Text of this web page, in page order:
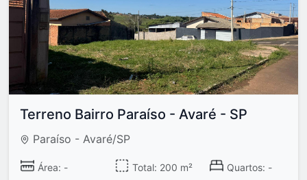
Terreno Bairro Paraíso - Avaré - SP
Paraíso - Avaré/SP
Área: - Total: 200 m²
Quartos: -